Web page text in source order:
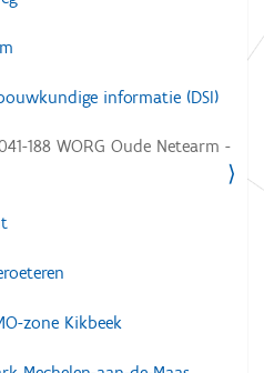
informatie (DSI)
188 WORG Oude Netearm -
zone Kikbeek